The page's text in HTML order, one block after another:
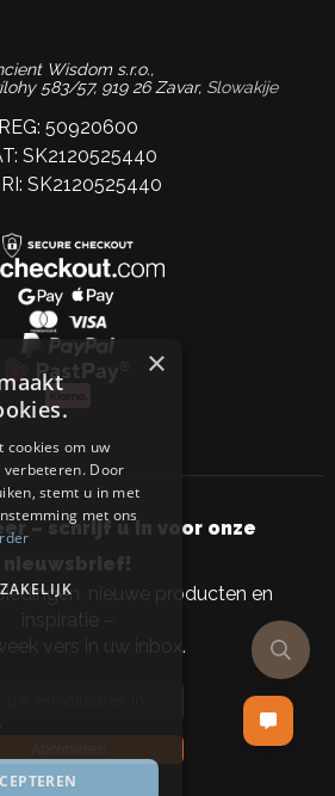
Wisdom s.r.o.,
583/57, 919 26 Zavar, Slowakije
REG: 50920600
SK2120525440
SK2120525440
– schrijf u in voor onze
nieuwsbrief!
nieuwe producten en
inspiratie –
vers in uw inbox.
×
cookies om uw
Door
stemt u in met
met ons